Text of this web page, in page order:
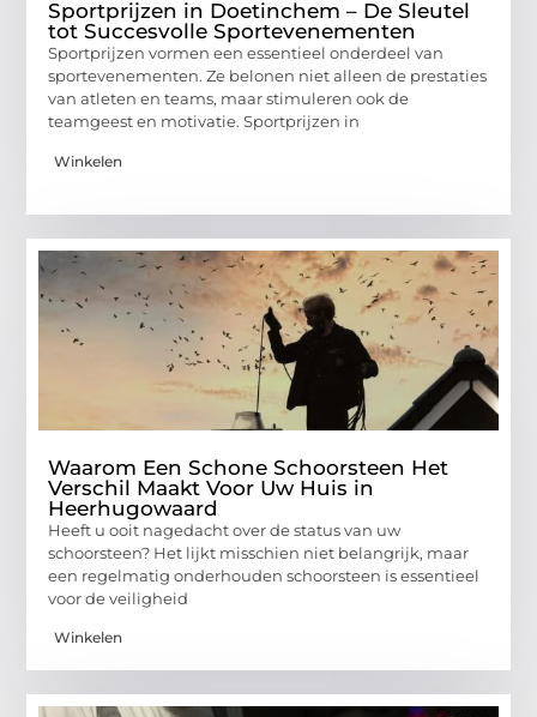
Sportprijzen in Doetinchem – De Sleutel
tot Succesvolle Sportevenementen
Sportprijzen vormen een essentieel onderdeel van
sportevenementen. Ze belonen niet alleen de prestaties
van atleten en teams, maar stimuleren ook de
teamgeest en motivatie. Sportprijzen in
Winkelen
Waarom Een Schone Schoorsteen Het
Verschil Maakt Voor Uw Huis in
Heerhugowaard
Heeft u ooit nagedacht over de status van uw
schoorsteen? Het lijkt misschien niet belangrijk, maar
een regelmatig onderhouden schoorsteen is essentieel
voor de veiligheid
Winkelen